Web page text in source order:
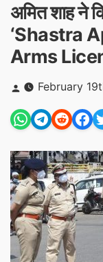
अमित शाह ने
‘Shastra
Arms
Posted
by
February